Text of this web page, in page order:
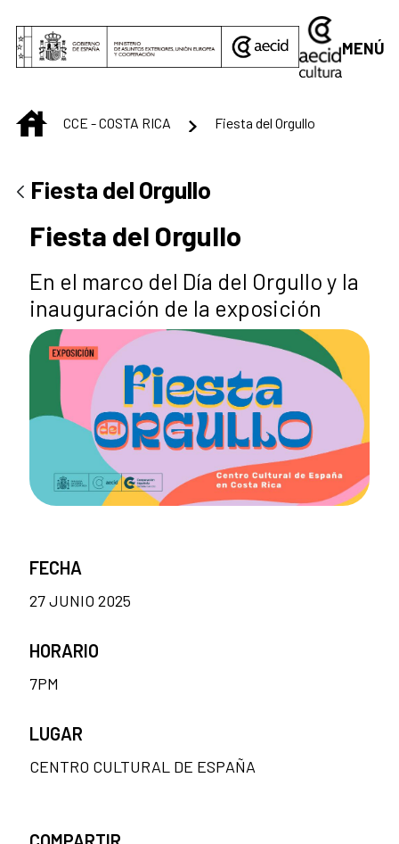
MENÚ
INICIO
CCE - COSTA RICA Fiesta del Orgullo
Fiesta del Orgullo
Fiesta del Orgullo
En el marco del Día del Orgullo y la
inauguración de la exposición
FECHA
27 JUNIO 2025
HORARIO
7PM
LUGAR
CENTRO CULTURAL DE ESPAÑA